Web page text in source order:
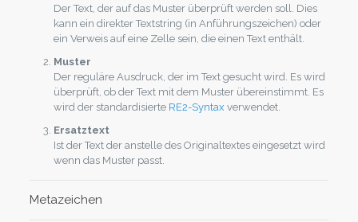
Der Text, der auf das Muster überprüft werden soll. Dies
kann ein direkter Textstring (in Anführungszeichen) oder
ein Verweis auf eine Zelle sein, die einen Text enthält.
Muster
Der reguläre Ausdruck, der im Text gesucht wird. Es wird
überprüft, ob der Text mit dem Muster übereinstimmt. Es
wird der standardisierte RE2-Syntax verwendet.
Ersatztext
Ist der Text der anstelle des Originaltextes eingesetzt wird
wenn das Muster passt.
Metazeichen